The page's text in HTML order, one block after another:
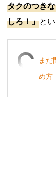
タクのつき
しろ！」と
ま
め方